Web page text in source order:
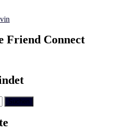
Friend Connect